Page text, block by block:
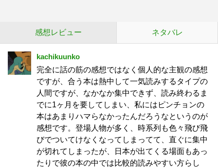
感想レビュー ネタバレ
kachikuunko
完全に話の筋の感想ではなく個人的な主観の感想
ですが、合う本は熱中して一気読みするタイプの
人間ですが、なかなか集中できず、読み終わるま
でに1ヶ月を要してしまい、私にはピンチョンの
本はあまりハマらなかったんだろうなというのが
感想です。登場人物が多く、時系列も色々飛び飛
びでついてけなくなってしまってて、直ぐに集中
が切れてしまったが、日本が出てくる場面もあっ
たりで彼の本の中では比較的読みやすい方らし